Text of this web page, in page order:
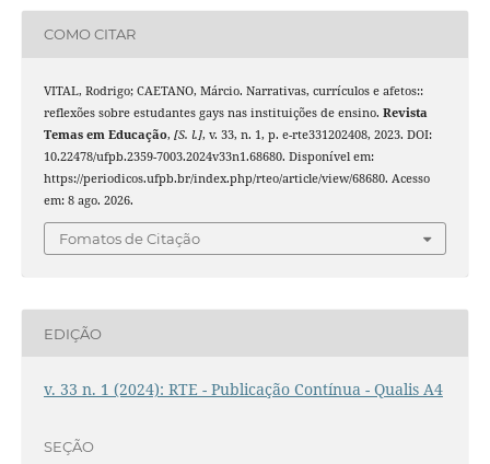
COMO CITAR
VITAL, Rodrigo; CAETANO, Márcio. Narrativas, currículos e afetos::
reflexões sobre estudantes gays nas instituições de ensino. Revista
Temas em Educação, [S. l.], v. 33, n. 1, p. e-rte331202408, 2023. DOI:
10.22478/ufpb.2359-7003.2024v33n1.68680. Disponível em:
https://periodicos.ufpb.br/index.php/rteo/article/view/68680. Acesso
em: 8 ago. 2026.
Fomatos de Citação
EDIÇÃO
v. 33 n. 1 (2024): RTE - Publicação Contínua - Qualis A4
SEÇÃO